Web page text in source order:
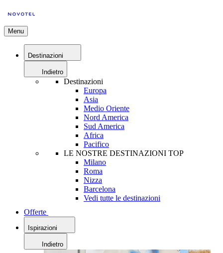
Menu
Destinazioni
Indietro
Destinazioni
Europa
Asia
Medio Oriente
Nord America
Sud America
Africa
Pacifico
LE NOSTRE DESTINAZIONI TOP
Milano
Roma
Nizza
Barcelona
Vedi tutte le destinazioni
Offerte
Ispirazioni
Indietro